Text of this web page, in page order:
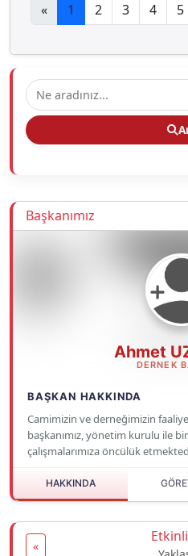
« 1 2 3 4 5
Başkanımız
Ahmet
DERNEK
BAŞKAN HAKKINDA
Camimizin ve derneğimizin
başkanımız, yönetim kurulu ile
çalışmalarımıza öncülük
HAKKINDA
«